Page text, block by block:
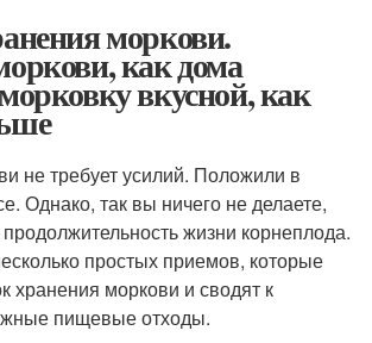
моркови.
как дома
вкусной, как
не требует усилий. Положили в
Однако, так вы ничего не делаете,
жизни корнеплода.
простых приемов, которые
хранения моркови и сводят к
пищевые отходы.